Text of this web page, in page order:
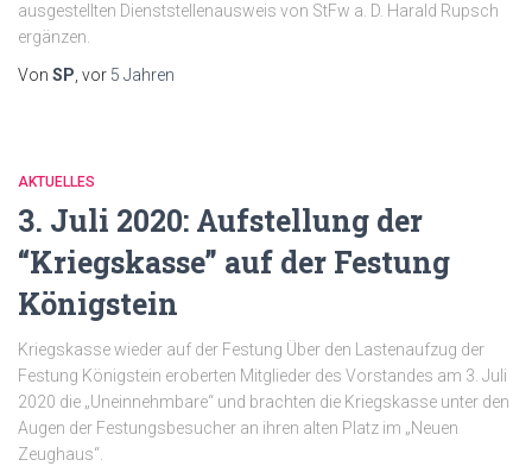
ausgestellten Dienststellenausweis von StFw a. D. Harald Rupsch
ergänzen.
Von SP , vor 5 Jahren
AKTUELLES
3. Juli 2020: Aufstellung der
“Kriegskasse” auf der Festung
Königstein
Kriegskasse wieder auf der Festung Über den Lastenaufzug der
Festung Königstein eroberten Mitglieder des Vorstandes am 3. Juli
2020 die „Uneinnehmbare“ und brachten die Kriegskasse unter den
Augen der Festungsbesucher an ihren alten Platz im „Neuen
Zeughaus“.